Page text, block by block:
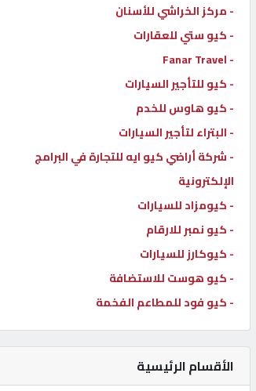
إعلانات
المنتدى
كيو
مزاد
كيو
نمبر
كيو
كارز
كيو
- مركز الخراشي للأسنان
- كيو ستي للعقارات
- Fanar Travel
- كيو للتأجير السيارات
- كيو هاوس للخدم
- البتراء لتأجير السيارات
- شركة أراضي كيو ايه للتجارة في البرامج
الإلكترونية
- كيومزاد للسيارات
- كيو نمبر للارقام
- كيوكارز للسيارات
- كيو هوست للاستضافة
- كيو فود للمطاعم الفخمة
الأقسام الرئيسية